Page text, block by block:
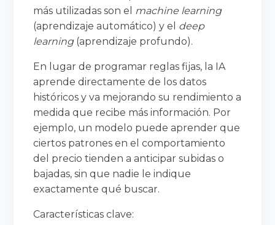
más utilizadas son el machine learning
(aprendizaje automático) y el deep
learning(aprendizaje profundo).
En lugar de programar reglas fijas, la IA
aprende directamente de los datos
históricos y va mejorando su rendimiento a
medida que recibe más información. Por
ejemplo, un modelo puede aprender que
ciertos patrones en el comportamiento
del precio tienden a anticipar subidas o
bajadas, sin que nadie le indique
exactamente qué buscar.
Características clave: